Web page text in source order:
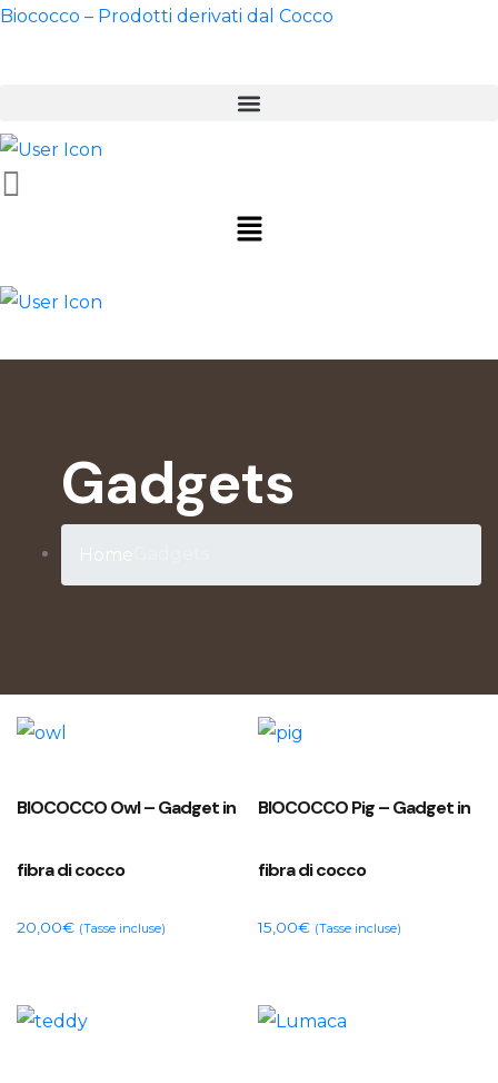
Biococco – Prodotti derivati dal Cocco
Gadgets
BIOCOCCO Owl – Gadget in
fibra di cocco
20,00€ (Tasse incluse)
BIOCOCCO Pig – Gadget in
fibra di cocco
15,00€ (Tasse incluse)